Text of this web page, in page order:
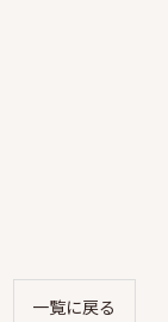
一覧に戻る